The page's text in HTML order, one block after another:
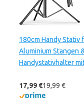
180cm Handy Stativ
Aluminium Stangen
Handystativhalter
17,99 €19,99 €